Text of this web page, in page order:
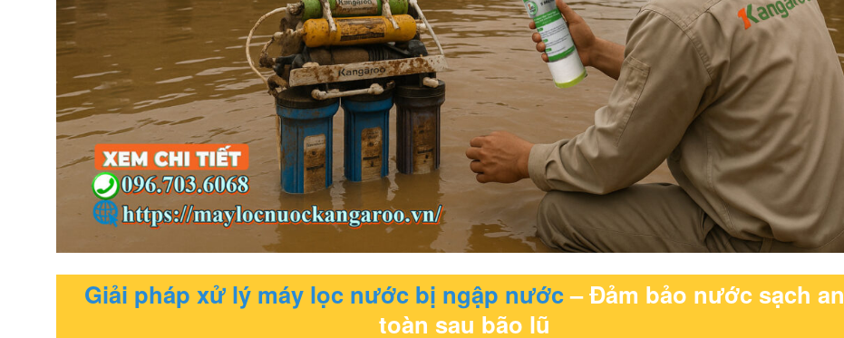
Giải pháp xử lý máy lọc nước bị ngập nước– Đảm bảo nước sạch an
toàn sau bão lũ